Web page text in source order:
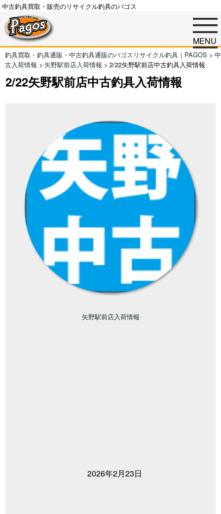
中古釣具買取・販売のリサイクル釣具のパゴス
MENU
釣具買取・釣具通販・中古釣具通販のパゴスリサイクル釣具｜PAGOS > 中
古入荷情報 > 矢野駅前店入荷情報 > 2/22矢野駅前店中古釣具入荷情報
2/22矢野駅前店中古釣具入荷情報
矢野駅前店入荷情報
2026年2月23日